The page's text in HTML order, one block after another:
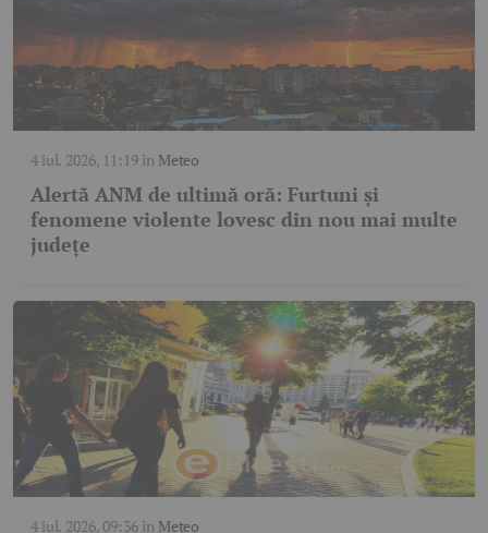
4 iul. 2026, 11:19în Meteo
Alertă ANM de ultimă oră: Furtuni și
fenomene violente lovesc din nou mai multe
județe
4 iul. 2026, 09:36în Meteo